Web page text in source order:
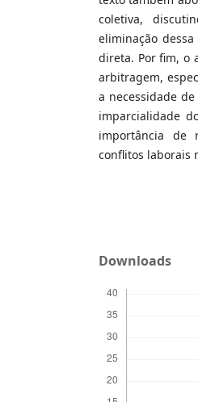
coletiva,
eliminação
direta. Por fim, o
arbitragem,
a necessidade
imparcialidade
importância de
conflitos laborais
Downloads